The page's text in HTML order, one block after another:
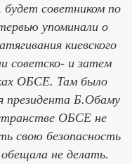
советником по
упоминали о
киевского
советско- и затем
ОБСЕ. Там было
президента Б.Обаму
ОБСЕ не
свою безопасность
не делать.